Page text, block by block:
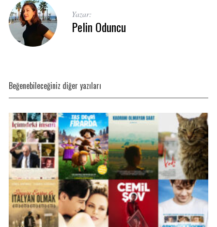
Yazar:
Pelin Oduncu
Beğenebileceğiniz diğer yazıları